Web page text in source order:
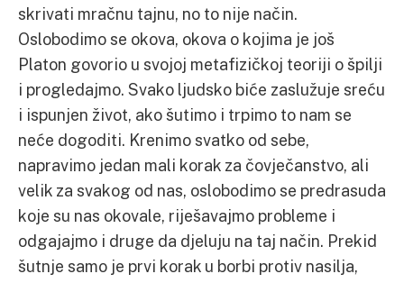
skrivati mračnu tajnu, no to nije način.
Oslobodimo se okova, okova o kojima je još
Platon govorio u svojoj metafizičkoj teoriji o špilji
i progledajmo. Svako ljudsko biće zaslužuje sreću
i ispunjen život, ako šutimo i trpimo to nam se
neće dogoditi. Krenimo svatko od sebe,
napravimo jedan mali korak za čovječanstvo, ali
velik za svakog od nas, oslobodimo se predrasuda
koje su nas okovale, riješavajmo probleme i
odgajajmo i druge da djeluju na taj način. Prekid
šutnje samo je prvi korak u borbi protiv nasilja,